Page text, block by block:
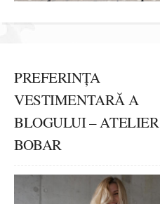
PREFERINȚA
VESTIMENTARĂ A
BLOGULUI – ATELIER
BOBAR